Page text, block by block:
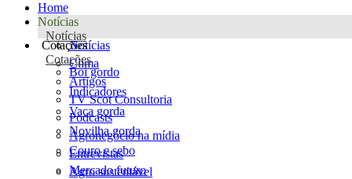
Home
Notícias
Notícias
Notícias
Clima
Artigos
TV Scot Consultoria
Podcasts
Agronegócio na mídia
Entrevistas
Agro sustentável
Cotações
Cotações
Boi gordo
Indicadores
Vaca gorda
Novilha gorda
Couro e sebo
Mercado futuro